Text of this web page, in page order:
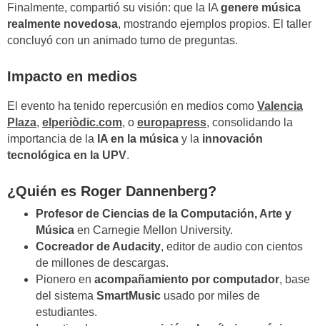
Finalmente, compartió su visión: que la IAgenere música
realmente novedosa, mostrando ejemplos propios. El taller
concluyó con un animado turno de preguntas.
Impacto en medios
El evento ha tenido repercusión en medios como Valencia
Plaza, elperiòdic.com, o europapress, consolidando la
importancia de la IA en la música y la innovación
tecnológica en la UPV.
¿Quién es Roger Dannenberg?
Profesor de Ciencias de la Computación, Arte y
Música en Carnegie Mellon University.
Cocreador de Audacity, editor de audio con cientos
de millones de descargas.
Pionero en acompañamiento por computador, base
del sistema SmartMusic usado por miles de
estudiantes.